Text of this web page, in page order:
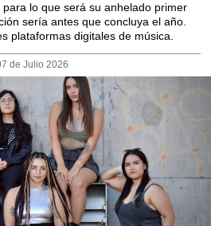
lo que será su anhelado primer
sería antes que concluya el año.
plataformas digitales de música.
de Julio 2026